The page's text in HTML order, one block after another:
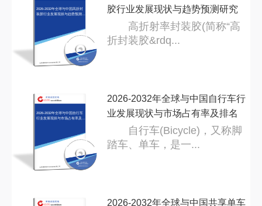
2026-2032年全球与中国高折封
装胶行业发展现状与趋势预测研
胶行业发展现状与趋势预测研究
高折射率封装胶(简称“高
折封装胶&rdq...
2026-2032年全球与中国自行车
行业发展现状与市场占有率及排
2026-2032年全球与中国自行车行
业发展现状与市场占有率及排名
自行车(Bicycle)，又称脚
踏车、单车，是一...
2026-2032年全球与中国共享单车